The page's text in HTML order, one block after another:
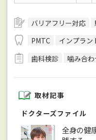
バリアフリー対応
PMTC
インプラン
歯科検診
噛み合
取材記事
ドクターズファイル
全身の健